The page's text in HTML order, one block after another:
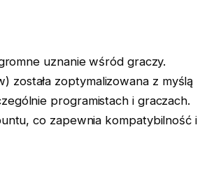
uznanie wśród graczy.
zoptymalizowana z myślą
programistach i graczach.
co zapewnia kompatybilność i